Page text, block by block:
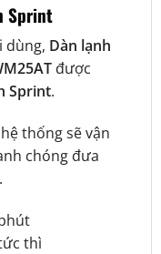
Sprint
dùng, Dàn lạnh
được
Sprint.
thống sẽ vận
chóng đưa
thì